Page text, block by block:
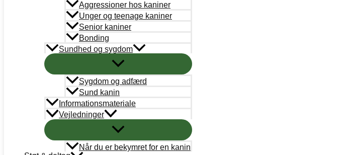
Aggressioner hos kaniner
Unger og teenage kaniner
Senior kaniner
Bonding
Sundhed og sygdom
Sygdom og adfærd
Sund kanin
Informationsmateriale
Vejledninger
Når du er bekymret for en kanin
Cookiepolitik
Bank
Arbejdernes Landsbank
Kun donationer:
Reg# 5359 Konto#0245988
Øvrigt: Reg# 5359 Konto# 0000245058
Mobilepay
Kun donationer: #311658